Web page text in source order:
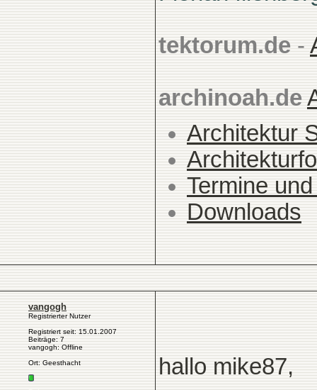
tektorum.de -
archinoah.de
Architektur
Termine
Downloads
vangogh
Registrierter Nutzer
Registriert seit: 15.01.2007
Beiträge: 7
vangogh: Offline
Ort: Geesthacht
hallo mike87,